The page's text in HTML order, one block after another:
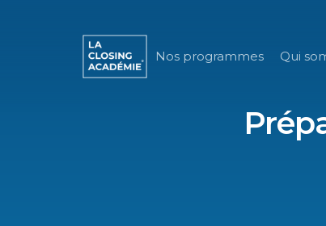
Nos programmes Qui